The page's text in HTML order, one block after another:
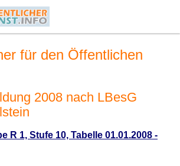
für den Öffentlichen
2008 nach LBesG
R 1, Stufe 10, Tabelle 01.01.2008 -